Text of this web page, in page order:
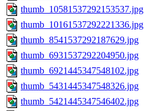
thumb_10581537292153537.jpg
thumb_10161537292221336.jpg
thumb_8541537292187629.jpg
thumb_6931537292204950.jpg
thumb_6921445347548102.jpg
thumb_5431445347548326.jpg
thumb_5421445347546402.jpg